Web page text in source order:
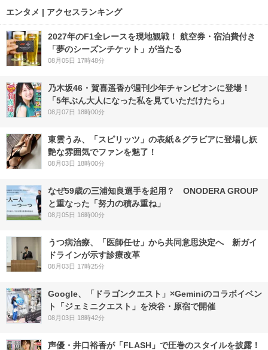
エンタメ | アクセスランキング
2027年のF1全レースを現地観戦！ 航空券・宿泊費付き
「夢のシーズンチケット」が当たる
08月05日 17時48分
乃木坂46・賀喜遥香が週刊少年チャンピオンに登場！
「5年ぶん大人になった私を見ていただけたら」
08月07日 18時00分
東雲うみ、「スピリッツ」の表紙＆グラビアに登場し妖
艶な雰囲気でファンを魅了！
08月03日 18時00分
なぜ59歳の三浦知良選手を起用？ ONODERA GROUP
と重なった「努力の積み重ね」
08月05日 16時00分
うつ病治療、「医師任せ」から共同意思決定へ 新ガイ
ドラインが示す診療改革
08月03日 17時25分
Google、「ドラゴンクエスト」×Geminiのコラボイベン
ト「ジェミニクエスト」を渋谷・原宿で開催
08月03日 18時42分
声優・井口裕香が「FLASH」で圧巻のスタイルを披露！